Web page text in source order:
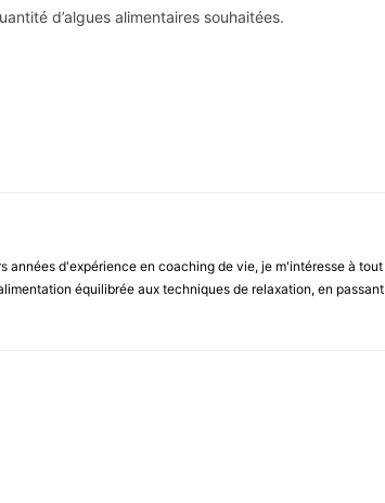
d’algues alimentaires souhaitées.
années d'expérience en coaching de vie, je m'intéresse à tout
équilibrée aux techniques de relaxation, en passant